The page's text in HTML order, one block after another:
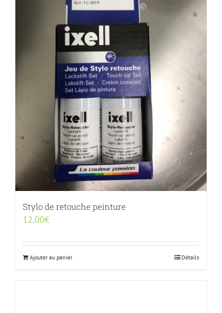
Stylo de retouche peinture
12,00€
Ajouter au panier Détails